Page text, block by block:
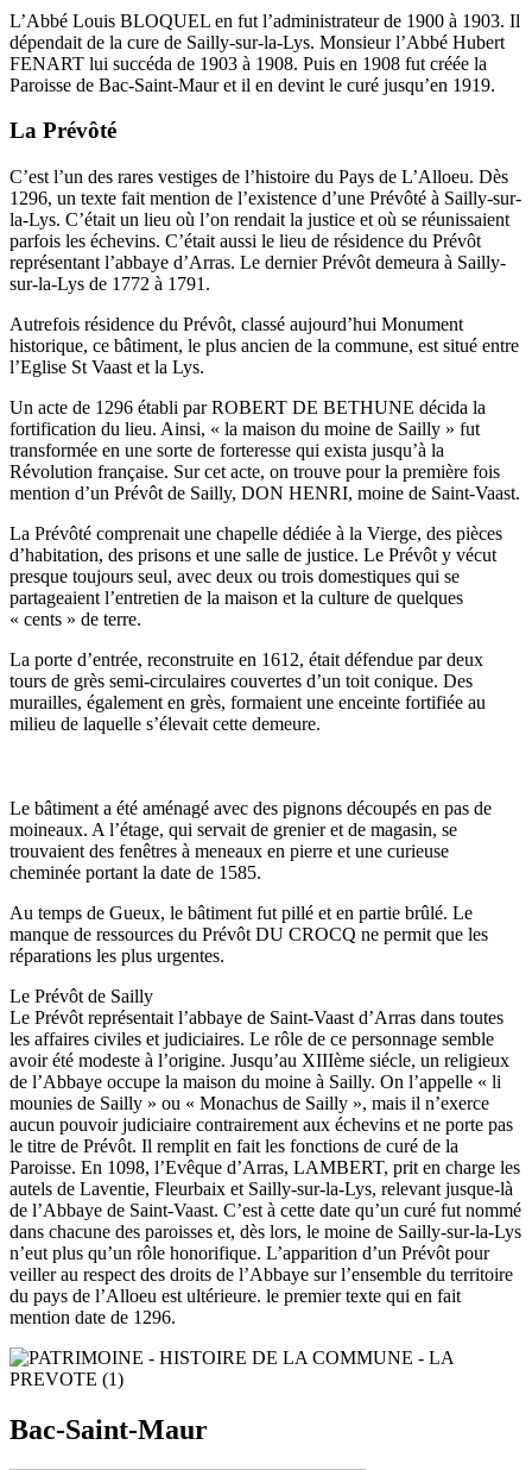
L’Abbé Louis BLOQUEL en fut l’administrateur de 1900 à 1903. Il
dépendait de la cure de Sailly-sur-la-Lys. Monsieur l’Abbé Hubert
FENART lui succéda de 1903 à 1908. Puis en 1908 fut créée la
Paroisse de Bac-Saint-Maur et il en devint le curé jusqu’en 1919.
La Prévôté
C’est l’un des rares vestiges de l’histoire du Pays de L’Alloeu. Dès
1296, un texte fait mention de l’existence d’une Prévôté à Sailly-sur-
la-Lys. C’était un lieu où l’on rendait la justice et où se réunissaient
parfois les échevins. C’était aussi le lieu de résidence du Prévôt
représentant l’abbaye d’Arras. Le dernier Prévôt demeura à Sailly-
sur-la-Lys de 1772 à 1791.
Autrefois résidence du Prévôt, classé aujourd’hui Monument
historique, ce bâtiment, le plus ancien de la commune, est situé entre
l’Eglise St Vaast et la Lys.
Un acte de 1296 établi par ROBERT DE BETHUNE décida la
fortification du lieu. Ainsi, « la maison du moine de Sailly » fut
transformée en une sorte de forteresse qui exista jusqu’à la
Révolution française. Sur cet acte, on trouve pour la première fois
mention d’un Prévôt de Sailly, DON HENRI, moine de Saint-Vaast.
La Prévôté comprenait une chapelle dédiée à la Vierge, des pièces
d’habitation, des prisons et une salle de justice. Le Prévôt y vécut
presque toujours seul, avec deux ou trois domestiques qui se
partageaient l’entretien de la maison et la culture de quelques
« cents » de terre.
La porte d’entrée, reconstruite en 1612, était défendue par deux
tours de grès semi-circulaires couvertes d’un toit conique. Des
murailles, également en grès, formaient une enceinte fortifiée au
milieu de laquelle s’élevait cette demeure.
Le bâtiment a été aménagé avec des pignons découpés en pas de
moineaux. A l’étage, qui servait de grenier et de magasin, se
trouvaient des fenêtres à meneaux en pierre et une curieuse
cheminée portant la date de 1585.
Au temps de Gueux, le bâtiment fut pillé et en partie brûlé. Le
manque de ressources du Prévôt DU CROCQ ne permit que les
réparations les plus urgentes.
Le Prévôt de Sailly
Le Prévôt représentait l’abbaye de Saint-Vaast d’Arras dans toutes
les affaires civiles et judiciaires. Le rôle de ce personnage semble
avoir été modeste à l’origine. Jusqu’au XIIIème siécle, un religieux
de l’Abbaye occupe la maison du moine à Sailly. On l’appelle « li
mounies de Sailly » ou « Monachus de Sailly », mais il n’exerce
aucun pouvoir judiciaire contrairement aux échevins et ne porte pas
le titre de Prévôt. Il remplit en fait les fonctions de curé de la
Paroisse. En 1098, l’Evêque d’Arras, LAMBERT, prit en charge les
autels de Laventie, Fleurbaix et Sailly-sur-la-Lys, relevant jusque-là
de l’Abbaye de Saint-Vaast. C’est à cette date qu’un curé fut nommé
dans chacune des paroisses et, dès lors, le moine de Sailly-sur-la-Lys
n’eut plus qu’un rôle honorifique. L’apparition d’un Prévôt pour
veiller au respect des droits de l’Abbaye sur l’ensemble du territoire
du pays de l’Alloeu est ultérieure. le premier texte qui en fait
mention date de 1296.
Bac-Saint-Maur